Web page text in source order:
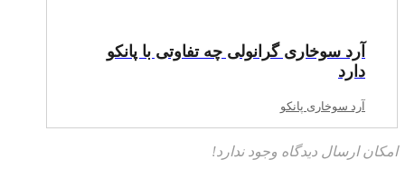
آرد سوخاری گرانولی چه تفاوتی با پانکو
دارد
آرد سوخاری پانکو
امکان ارسال دیدگاه وجود ندارد!